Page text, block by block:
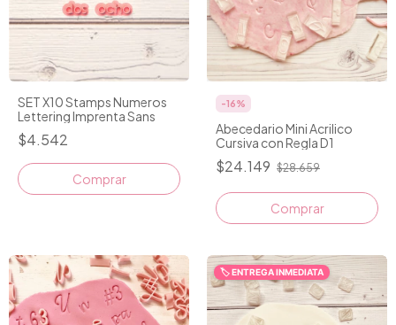
SET X10 Stamps Numeros
Lettering Imprenta Sans
$4.542
-16%
Abecedario Mini Acrilico
Cursiva con Regla D1
$24.149 $28.659
🏷️ ENTREGA INMEDIATA